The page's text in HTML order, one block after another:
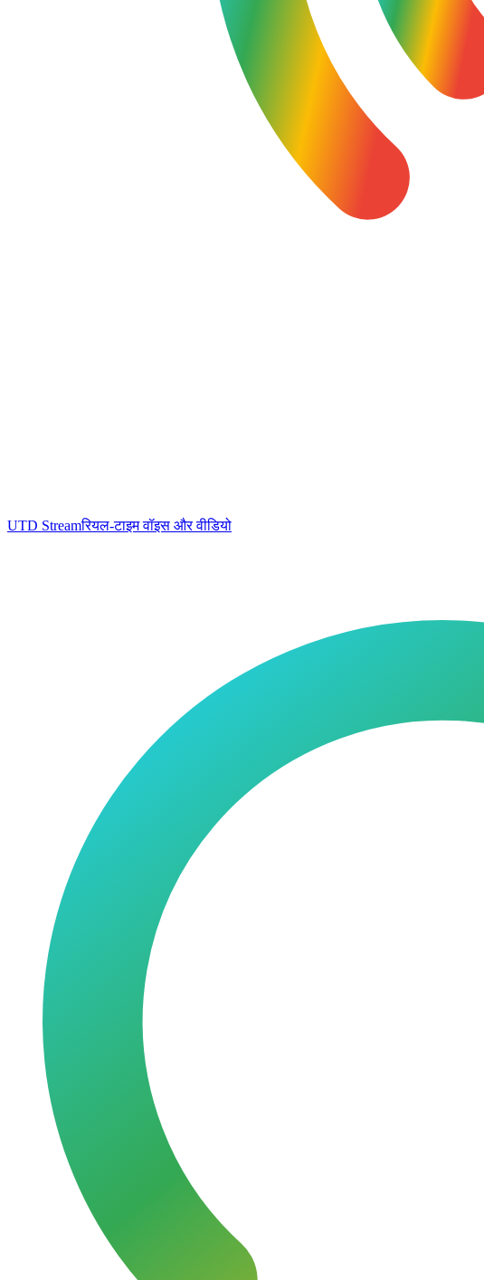
UTD Streamरियल-टाइम वॉइस और वीडियो